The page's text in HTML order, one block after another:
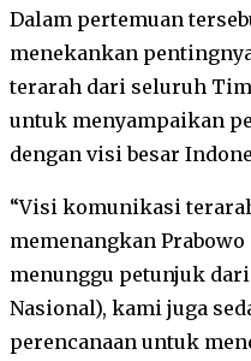
Dalam pertemuan
menekankan
terarah dari seluruh
untuk menyampaikan
dengan visi besar
“Visi komunikasi
memenangkan
menunggu petunjuk
Nasional), kami juga
perencanaan untuk